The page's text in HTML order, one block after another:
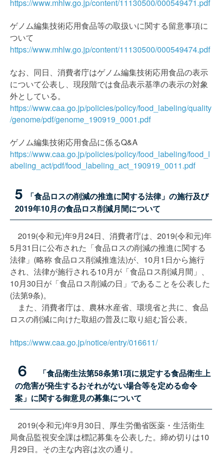
https://www.mhlw.go.jp/content/11130500/000549471.pdf
ゲノム編集技術応用食品等の取扱いに関する留意事項に
ついて
https://www.mhlw.go.jp/content/11130500/000549474.pdf
なお、同日、消費者庁はゲノム編集技術応用食品の表示
について公表し、現段階では食品表示基準の表示の対象
外としている。
https://www.caa.go.jp/policies/policy/food_labeling/quality
/genome/pdf/genome_190919_0001.pdf
ゲノム編集技術応用食品に係るQ&A
https://www.caa.go.jp/policies/policy/food_labeling/food_l
abeling_act/pdf/food_labeling_act_190919_0011.pdf
5
「食品ロスの削減の推進に関する法律」の施行及び
2019年10月の食品ロス削減月間について
2019(令和元)年9月24日、消費者庁は、2019(令和元)年
5月31日に公布された「食品ロスの削減の推進に関する
法律」(略称 食品ロス削減推進法)が、10月1日から施行
され、法律が施行される10月が「食品ロス削減月間」、
10月30日が「食品ロス削減の日」であることを公表した
(法第9条)。
また、消費者庁は、農林水産省、環境省と共に、食品
ロスの削減に向けた取組の普及に取り組む旨公表。
https://www.caa.go.jp/notice/entry/016611/
６
「食品衛生法第58条第1項に規定する食品衛生上
の危害が発生するおそれがない場合等を定める命令
案」に関する御意見の募集について
2019(令和元)年9月30日、厚生労働省医薬・生活衛生
局食品監視安全課は標記募集を公表した。締め切りは10
月29日。その主な内容は次の通り。